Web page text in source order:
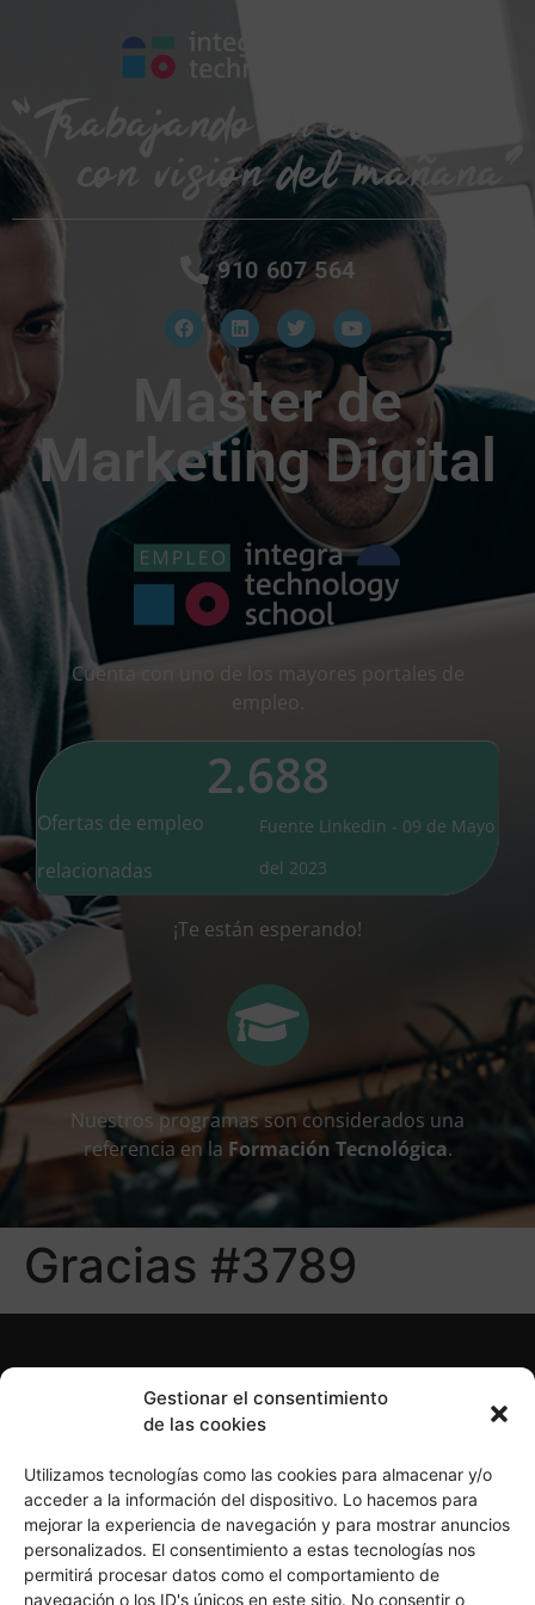
Gestionar el consentimiento
de las cookies
Utilizamos tecnologías como las cookies para almacenar y/o
acceder a la información del dispositivo. Lo hacemos para
mejorar la experiencia de navegación y para mostrar anuncios
personalizados. El consentimiento a estas tecnologías nos
permitirá procesar datos como el comportamiento de
navegación o los ID's únicos en este sitio. No consentir o
910 607 564
Master de
Marketing Digital
Cuenta con uno de los mayores portales de
empleo.
Ofertas de empleo
relacionadas
Fuente Linkedin - 09 de Mayo
del 2023
2.688
¡Te están esperando!
Nuestros programas son considerados una
referencia en la Formación Tecnológica.
Gracias #3789
Política de Privacidad
Política de Cookies
Aviso Legal